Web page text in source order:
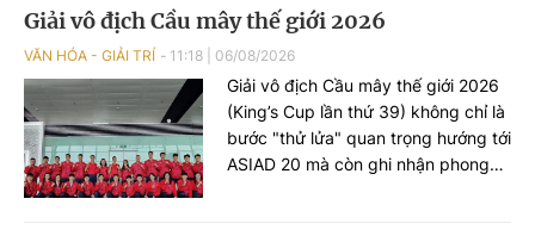
Giải vô địch Cầu mây thế giới 2026
VĂN HÓA - GIẢI TRÍ 11:18 06/08/2026
Giải vô địch Cầu mây thế giới 2026
(King’s Cup lần thứ 39) không chỉ là
bước "thử lửa" quan trọng hướng tới
ASIAD 20 mà còn ghi nhận phong